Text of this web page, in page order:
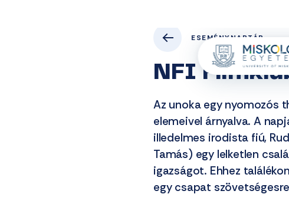
ESEMÉNYNAPTÁR
NFI
Az unoka egy
elemeivel árnyalva. A
illedelmes irodista fiú,
Tamás) egy lelketlen
igazságot. Ehhez
egy csapat